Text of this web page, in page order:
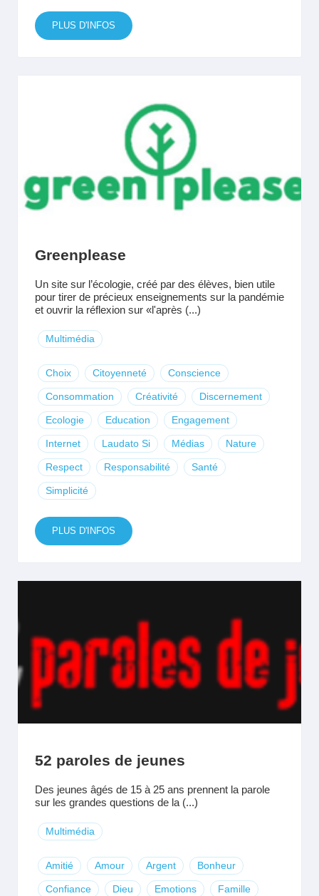
PLUS D'INFOS
Greenplease
Un site sur l’écologie, créé par des élèves, bien utile
pour tirer de précieux enseignements sur la pandémie
et ouvrir la réflexion sur «l'après (...)
Multimédia
Choix Citoyenneté Conscience
Consommation Créativité Discernement
Ecologie Education Engagement
Internet Laudato Si Médias Nature
Respect Responsabilité Santé
Simplicité
PLUS D'INFOS
52 paroles de jeunes
Des jeunes âgés de 15 à 25 ans prennent la parole
sur les grandes questions de la (...)
Multimédia
Amitié Amour Argent Bonheur
Confiance Dieu Emotions Famille